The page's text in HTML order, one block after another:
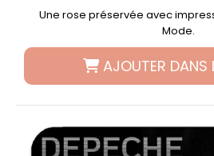
Une rose préservée avec
Mode.
AJOUTER DANS